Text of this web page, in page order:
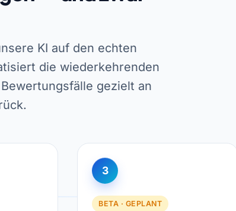
KI auf den echten
die wiederkehrenden
gezielt an
3
BETA · GEPLANT